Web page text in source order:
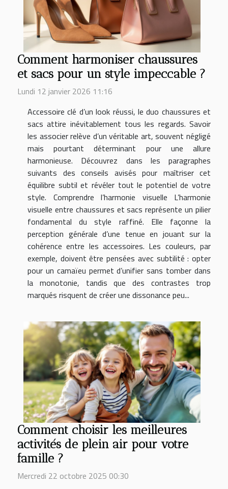
Comment harmoniser chaussures
et sacs pour un style impeccable ?
Lundi 12 janvier 2026 11:16
Accessoire clé d’un look réussi, le duo chaussures et
sacs attire inévitablement tous les regards. Savoir
les associer relève d’un véritable art, souvent négligé
mais pourtant déterminant pour une allure
harmonieuse. Découvrez dans les paragraphes
suivants des conseils avisés pour maîtriser cet
équilibre subtil et révéler tout le potentiel de votre
style. Comprendre l’harmonie visuelle L’harmonie
visuelle entre chaussures et sacs représente un pilier
fondamental du style raffiné. Elle façonne la
perception générale d’une tenue en jouant sur la
cohérence entre les accessoires. Les couleurs, par
exemple, doivent être pensées avec subtilité : opter
pour un camaïeu permet d’unifier sans tomber dans
la monotonie, tandis que des contrastes trop
marqués risquent de créer une dissonance peu...
Comment choisir les meilleures
activités de plein air pour votre
famille ?
Mercredi 22 octobre 2025 00:30